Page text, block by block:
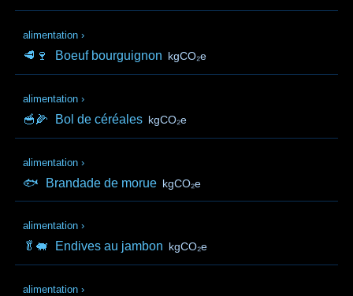
alimentation ›
🥩🍷 Boeuf bourguignon kgCO₂e
alimentation ›
🥣🌽 Bol de céréales kgCO₂e
alimentation ›
🐟 Brandade de morue kgCO₂e
alimentation ›
🥬🐖 Endives au jambon kgCO₂e
alimentation ›